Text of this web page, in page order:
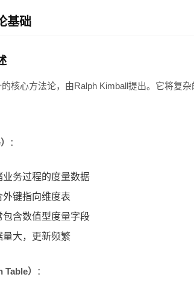
基础
核心方法论，由Ralph Kimball提出。它将复
：
业务过程的度量数据
外键指向维度表
包含数值型度量字段
量大，更新频繁
） ：